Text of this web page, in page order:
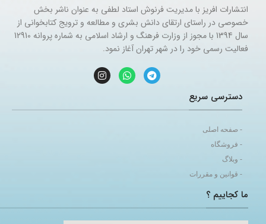
انتشارات افریز با مدیریت فرنوش استاد لطفی به عنوان ناشر بخش
خصوصی در راستای ارتقای دانش بشری و مطالعه و ترویج کتابخوانی از
سال 1394 با مجوز از وزارت فرهنگ و ارشاد اسلامی به شماره پروانه 12910
فعالیت رسمی خود را در شهر تهران آغاز نمود.
دسترسی سریع
- صفحه اصلی
- فروشگاه
- وبلاگ
- قوانین و مقررات
ما کجاییم ؟